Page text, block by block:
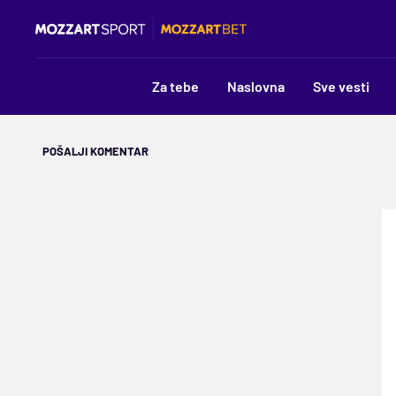
Za tebe Naslovna Sve vesti
POŠALJI KOMENTAR